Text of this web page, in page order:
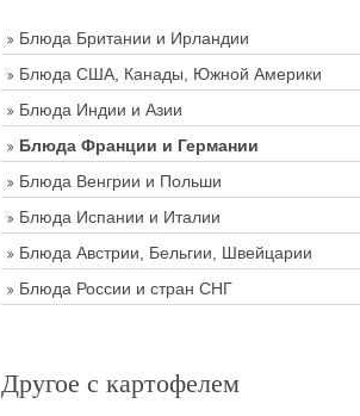
Блюда Британии и Ирландии
Блюда США, Канады, Южной Америки
Блюда Индии и Азии
Блюда Франции и Германии
Блюда Венгрии и Польши
Блюда Испании и Италии
Блюда Австрии, Бельгии, Швейцарии
Блюда России и стран СНГ
Другое с картофелем